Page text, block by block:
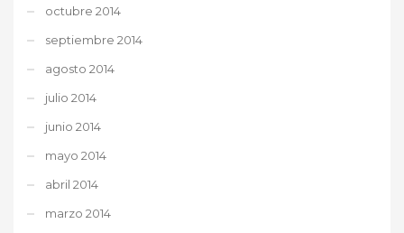
octubre 2014
septiembre 2014
agosto 2014
julio 2014
junio 2014
mayo 2014
abril 2014
marzo 2014